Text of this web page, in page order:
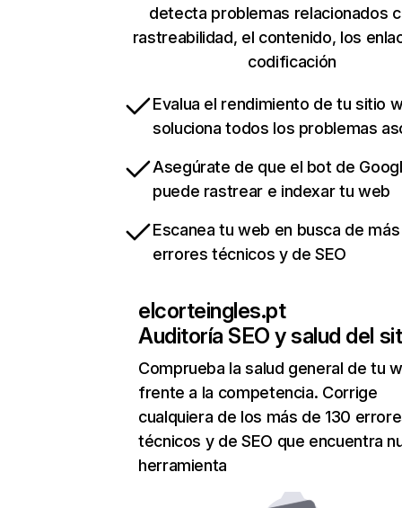
detecta problemas relacionados
rastreabilidad, el contenido, los
codificación
Evalua el rendimiento de tu sitio
soluciona todos los problemas
Asegúrate de que el bot de
puede rastrear e indexar tu web
Escanea tu web en busca de
errores técnicos y de SEO
elcorteingles.pt
Auditoría SEO y salud del
Comprueba la salud general de tu
frente a la competencia. Corrige
cualquiera de los más de 130
técnicos y de SEO que encuentra
herramienta